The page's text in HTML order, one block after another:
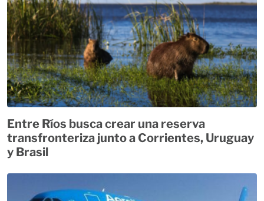
Entre Ríos busca crear una reserva
transfronteriza junto a Corrientes, Uruguay
y Brasil